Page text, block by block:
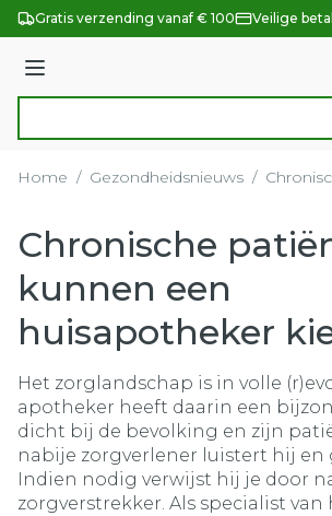
Ga naar de inhoud
Gratis verzending vanaf € 100 Veilige
Menu
Home / Gezondheidsnieuws /
Chronische
kunnen een
huisapotheker
Het zorglandschap is in volle
apotheker heeft daarin een
dicht bij de bevolking en zijn
nabije zorgverlener luistert hij en
Indien nodig verwijst hij je door
zorgverstrekker. Als specialist van